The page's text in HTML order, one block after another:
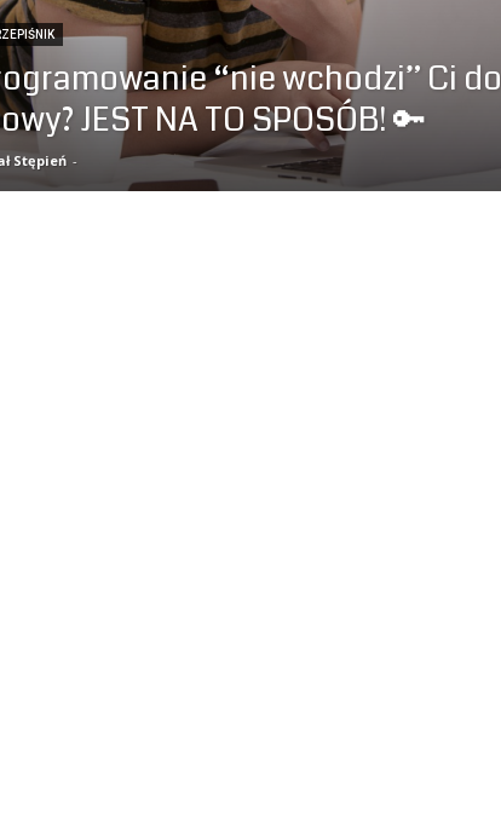
“nie wchodzi” Ci do
JEST NA TO SPOSÓB! 🔑
Stępień -